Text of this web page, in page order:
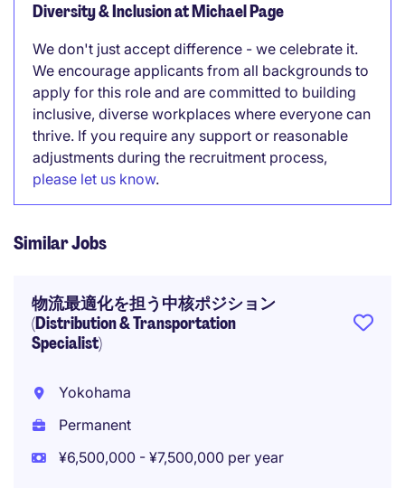
Diversity & Inclusion at Michael Page
We don't just accept difference - we celebrate it.
We encourage applicants from all backgrounds to
apply for this role and are committed to building
inclusive, diverse workplaces where everyone can
thrive. If you require any support or reasonable
adjustments during the recruitment process,
please let us know.
Similar Jobs
物流最適化を担う中核ポジション
(Distribution & Transportation
Specialist)
Yokohama
Permanent
¥6,500,000 - ¥7,500,000 per year